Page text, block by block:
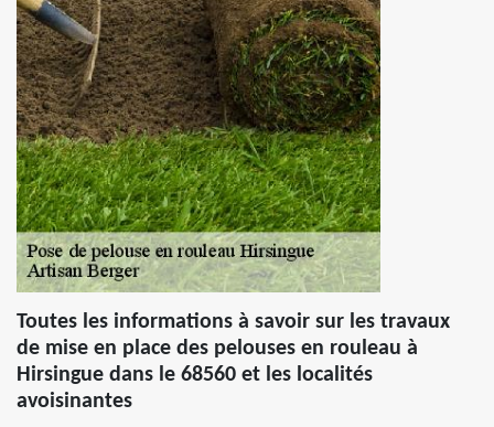
Toutes les informations à savoir sur les travaux
de mise en place des pelouses en rouleau à
Hirsingue dans le 68560 et les localités
avoisinantes